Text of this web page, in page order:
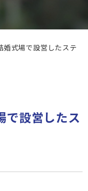
婚式場で設営したステ
で設営したス